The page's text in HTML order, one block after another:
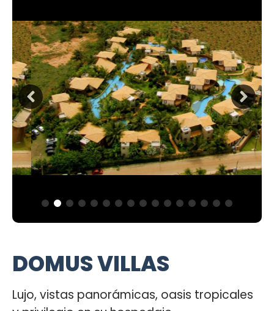
DOMUS VILLAS
Lujo, vistas panorámicas, oasis tropicales